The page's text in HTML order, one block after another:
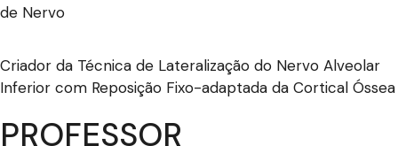
de Nervo
Criador da Técnica de Lateralização do Nervo Alveolar
Inferior com Reposição Fixo-adaptada da Cortical Óssea
PROFESSOR